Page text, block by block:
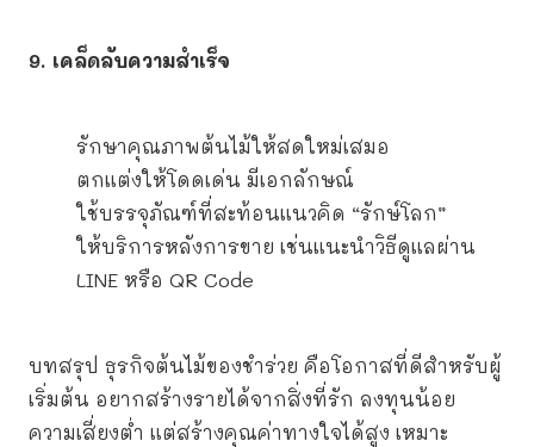
9. เคล็ดลับความสำเร็จ
รักษาคุณภาพต้นไม้ให้สดใหม่เสมอ
ตกแต่งให้โดดเด่น มีเอกลักษณ์
ใช้บรรจุภัณฑ์ที่สะท้อนแนวคิด “รักษ์โลก”
ให้บริการหลังการขาย เช่นแนะนำวิธีดูแลผ่าน
LINE หรือ QR Code
บทสรุป ธุรกิจต้นไม้ของชำร่วย คือโอกาสที่ดีสำหรับผู้
เริ่มต้น อยากสร้างรายได้จากสิ่งที่รัก ลงทุนน้อย
ความเสี่ยงต่ำ แต่สร้างคุณค่าทางใจได้สูง เหมาะ